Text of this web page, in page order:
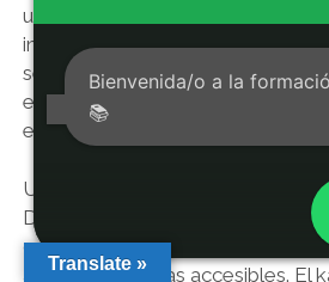
un hogar y actuar como un
invitar a los alumnos a que
servicio y asistencia, les permitió
en situaciones cotidianas, donde
encuentra con la carretera.
Una forma de esta práctica
Dorje Kasung, que se traduce
como aquellos que protegen las
ayudan a hacerlas accesibles. El
Translate »
Bienvenida/o a la
📚